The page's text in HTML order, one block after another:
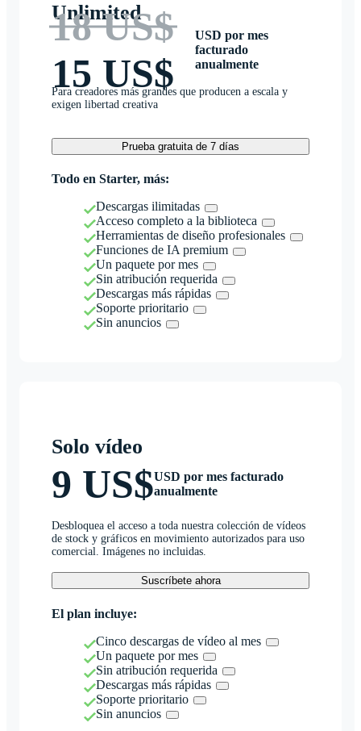
Unlimited
18 US$
15 US$
USD por mes
facturado
anualmente
Para creadores más grandes que producen a escala y
exigen libertad creativa
Prueba gratuita de 7 días
Todo en Starter, más:
Descargas ilimitadas
Acceso completo a la biblioteca
Herramientas de diseño profesionales
Funciones de IA premium
Un paquete por mes
Sin atribución requerida
Descargas más rápidas
Soporte prioritario
Sin anuncios
Solo vídeo
9 US$USD por mes facturado
anualmente
Desbloquea el acceso a toda nuestra colección de vídeos
de stock y gráficos en movimiento autorizados para uso
comercial. Imágenes no incluidas.
Suscríbete ahora
El plan incluye:
Cinco descargas de vídeo al mes
Un paquete por mes
Sin atribución requerida
Descargas más rápidas
Soporte prioritario
Sin anuncios